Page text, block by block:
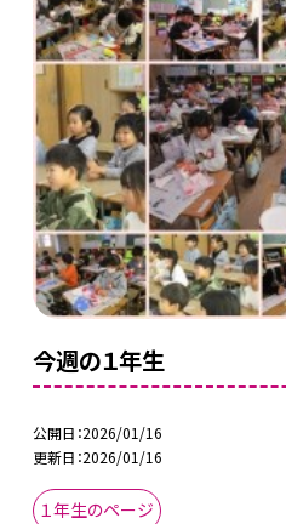
今週の１年生
公開日 2026/01/16
更新日 2026/01/16
１年生のページ